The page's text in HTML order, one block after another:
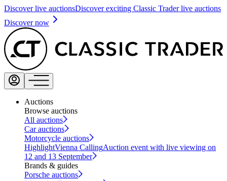
Discover live auctionsDiscover exciting Classic Trader live auctions
Discover now
Auctions
Browse auctions
All auctions
Car auctions
Motorcycle auctions
HighlightVienna CallingAuction event with live viewing on
12 and 13 September
Brands & guides
Porsche auctions